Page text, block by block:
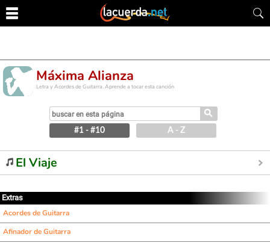
Máxima Alianza
Letra y Acordes de Guitarra. Aprende a tocar esta canción
⚲
#1 - #10 A - Z
El Viaje
Extras
Acordes de Guitarra
Afinador de Guitarra